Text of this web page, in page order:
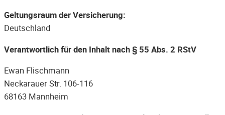
Geltungsraum der Versicherung:
Deutschland
Verantwortlich für den Inhalt nach § 55 Abs. 2 RStV
Ewan Flischmann
Neckarauer Str. 106-116
68163 Mannheim